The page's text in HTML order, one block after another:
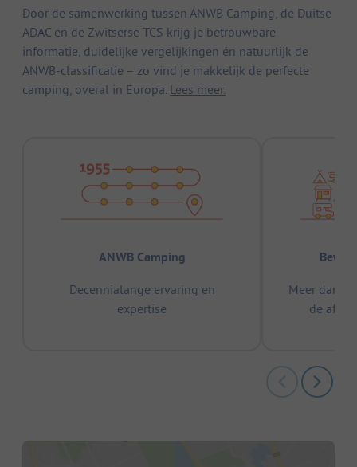
Door de samenwerking tussen ANWB Camping, de Duitse
ADAC en de Zwitserse TCS krijg je betrouwbare
informatie, duidelijke vergelijkingen én natuurlijk de
ANWB-classificatie – zo vind je makkelijk de perfecte
camping, overal in Europa. Lees meer.
ANWB Camping
Decennialange ervaring en
expertise
Meer dan
de